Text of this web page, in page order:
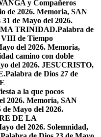
y Compañeros
de 2026. Memoria, SAN
de Mayo del 2026.
TRINIDAD.Palabra de
VIII de Tiempo
del 2026. Memoria,
camino con doble
del 2026. JESUCRISTO,
Palabra de Dios 27 de
a la que pocos
2026. Memoria, SAN
de Mayo del 2026.
DE LA
del 2026. Solemnidad,